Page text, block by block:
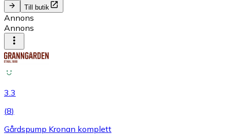
Till butik
Annons
Annons
3.3
(8)
Gårdspump Kronan komplett